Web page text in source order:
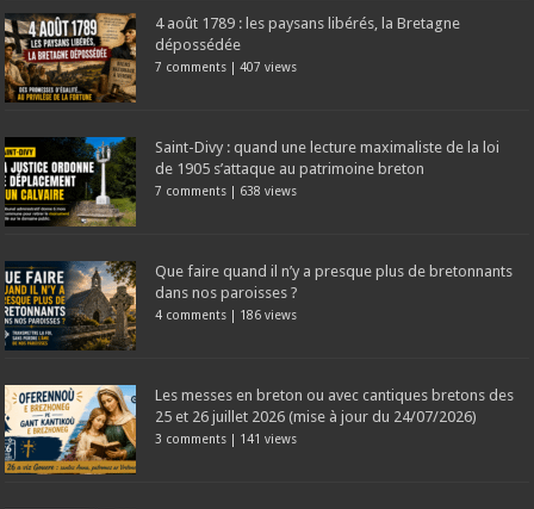
4 août 1789 : les paysans libérés, la Bretagne
dépossédée
7 comments |407 views
Saint-Divy : quand une lecture maximaliste de la loi
de 1905 s’attaque au patrimoine breton
7 comments | 638 views
Que faire quand il n’y a presque plus de bretonnants
dans nos paroisses ?
4 comments | 186 views
Les messes en breton ou avec cantiques bretons des
25 et 26 juillet 2026 (mise à jour du 24/07/2026)
3 comments | 141 views